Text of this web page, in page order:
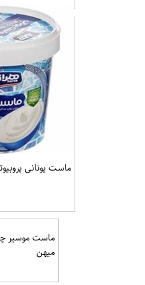
ماست یونانی پروبیوتیک 750
میهن